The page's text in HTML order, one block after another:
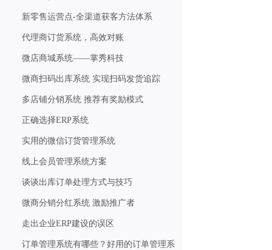
新零售运营点-全渠道获客方法体系
代理商订货系统，高效对账
微店商城系统——掌秀科技
微商扫码出库系统 实现扫码发货追踪
多店铺分销系统 推荐有奖励模式
正确选择ERP系统
实用的微信订货管理系统
线上会员管理系统方案
谈谈出库订单处理方式与技巧
微商分销分红系统 激励推广者
走出企业ERP建设的误区
订单管理系统有哪些？好用的订单管理系